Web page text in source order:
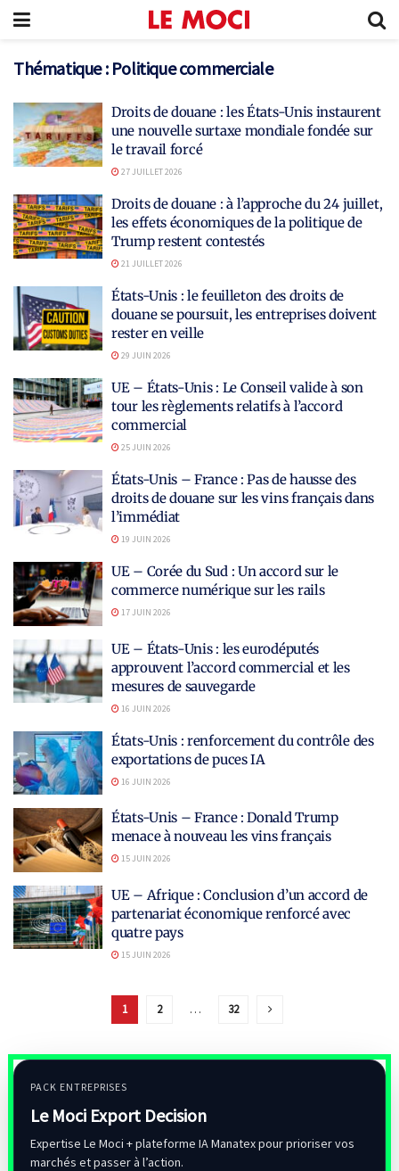
Thématique : Politique commerciale
Droits de douane : les États-Unis instaurent
une nouvelle surtaxe mondiale fondée sur
le travail forcé
27 JUILLET 2026
Droits de douane : à l’approche du 24 juillet,
les effets économiques de la politique de
Trump restent contestés
21 JUILLET 2026
États-Unis : le feuilleton des droits de
douane se poursuit, les entreprises doivent
rester en veille
29 JUIN 2026
UE – États-Unis : Le Conseil valide à son
tour les règlements relatifs à l’accord
commercial
25 JUIN 2026
États-Unis – France : Pas de hausse des
droits de douane sur les vins français dans
l’immédiat
19 JUIN 2026
UE – Corée du Sud : Un accord sur le
commerce numérique sur les rails
17 JUIN 2026
UE – États-Unis : les eurodéputés
approuvent l’accord commercial et les
mesures de sauvegarde
16 JUIN 2026
États-Unis : renforcement du contrôle des
exportations de puces IA
16 JUIN 2026
États-Unis – France : Donald Trump
menace à nouveau les vins français
15 JUIN 2026
UE – Afrique : Conclusion d’un accord de
partenariat économique renforcé avec
quatre pays
15 JUIN 2026
1 2 … 32
PACK ENTREPRISES
Le Moci Export Decision
Expertise Le Moci + plateforme IA Manatex pour prioriser vos
marchés et passer à l’action.